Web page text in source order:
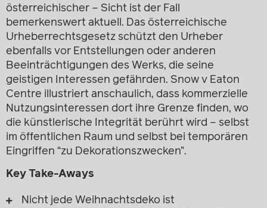
österreichischer – Sicht ist der Fall
bemerkenswert aktuell. Das österreichische
Urheberrechtsgesetz schützt den Urheber
ebenfalls vor Entstellungen oder anderen
Beeinträchtigungen des Werks, die seine
geistigen Interessen gefährden. Snow v Eaton
Centre illustriert anschaulich, dass kommerzielle
Nutzungsinteressen dort ihre Grenze finden, wo
die künstlerische Integrität berührt wird – selbst
im öffentlichen Raum und selbst bei temporären
Eingriffen “zu Dekorationszwecken”.
Key Take-Aways
Nicht jede Weihnachtsdeko ist